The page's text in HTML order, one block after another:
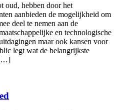
oud, hebben door het
aanbieden de mogelijkheid om
deel te nemen aan de
en technologische
maar ook kansen voor
legt wat de belangrijkste
[…]